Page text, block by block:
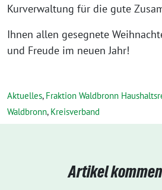
Kurverwaltung für die gute
Ihnen allen gesegnete
und Freude im neuen Jahr!
Aktuelles, Fraktion Waldbronn
Waldbronn, Kreisverband
Artikel